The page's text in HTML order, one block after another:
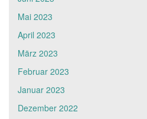
Mai 2023
April 2023
März 2023
Februar 2023
Januar 2023
Dezember 2022